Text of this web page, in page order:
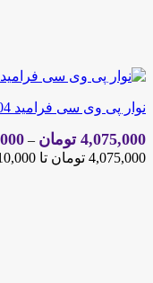
نوار پی وی سی فرامید 804 طرح دار مات برجسته | شناسه 804
4,075,000 تومان –
4,075,000 تومان تا 6,210,000 تومان